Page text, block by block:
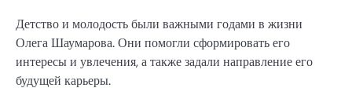
Детство и молодость были важными годами в жизни
Олега Шаумарова. Они помогли сформировать его
интересы и увлечения, а также задали направление его
будущей карьеры.